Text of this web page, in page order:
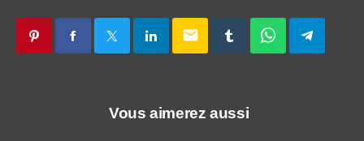
email
Vous aimerez aussi